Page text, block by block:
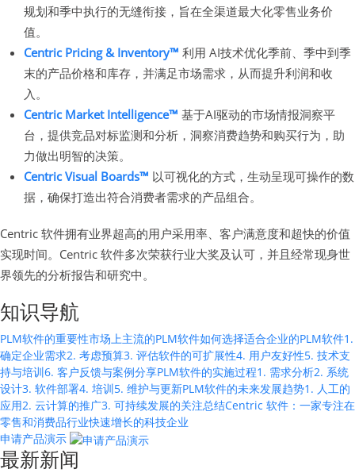
规划和季中执行的无缝衔接，旨在全渠道最大化零售业务价
值。
Centric Pricing & Inventory™ 利用 AI技术优化季前、季中到季
末的产品价格和库存，并满足市场需求，从而提升利润和收
入。
Centric Market Intelligence™ 基于AI驱动的市场情报洞察平
台，提供竞品对标监测和分析，洞察消费趋势和购买行为，助
力做出明智的决策。
Centric Visual Boards™ 以可视化的方式，生动呈现可操作的数
据，确保打造出符合消费者需求的产品组合。
Centric 软件拥有业界超高的用户采用率、客户满意度和超快的价值
实现时间。Centric 软件多次荣获行业大奖及认可，并且经常现身世
界领先的分析报告和研究中。
知识导航
PLM软件的重要性市场上主流的PLM软件如何选择适合企业的PLM软件1.
确定企业需求2. 考虑预算3. 评估软件的可扩展性4. 用户友好性5. 技术支
持与培训6. 客户反馈与案例分享PLM软件的实施过程1. 需求分析2. 系统
设计3. 软件部署4. 培训5. 维护与更新PLM软件的未来发展趋势1. 人工的
应用2. 云计算的推广3. 可持续发展的关注总结Centric 软件：一家专注在
零售和消费品行业快速增长的科技企业
申请产品演示
最新新闻